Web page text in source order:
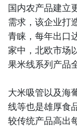
国内农产品建立
需求，该企业打
青睐，每年出口
家中，北欧市场
果米线系列产品
大米吸管以及海
线等也是雄厚食
较传统产品高出